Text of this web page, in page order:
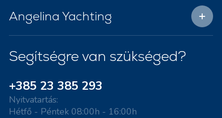
Angelina Yachting
Segítségre van szükséged?
+385 23 385 293
Nyitvatartás:
Hétfő - Péntek 08:00h - 16:00h